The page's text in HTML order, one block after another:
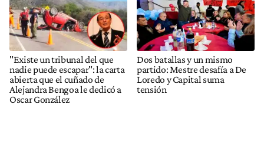
"Existe un tribunal del que
nadie puede escapar": la carta
abierta que el cuñado de
Alejandra Bengoa le dedicó a
Oscar González
Dos batallas y un mismo
partido: Mestre desafía a De
Loredo y Capital suma
tensión